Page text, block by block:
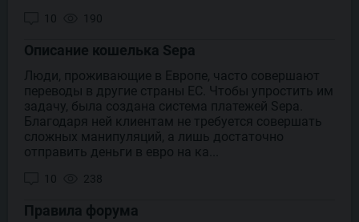
10 190
Описание кошелька Sepa
Люди, проживающие в Европе, часто совершают
переводы в другие страны ЕС. Чтобы упростить им
задачу, была создана система платежей Sepa.
Благодаря ней клиентам не требуется совершать
сложных манипуляций, а лишь достаточно
отправить деньги в евро на ка...
10 238
Правила форума